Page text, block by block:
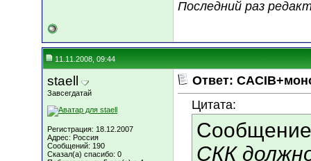
Последний раз
11.11.2008, 09:44
staell
Завсегдатай
Регистрация: 18.12.2007
Адрес: Россия
Сообщений: 190
Сказал(а) спасибо: 0
Ответ:
Цитата:
СКК